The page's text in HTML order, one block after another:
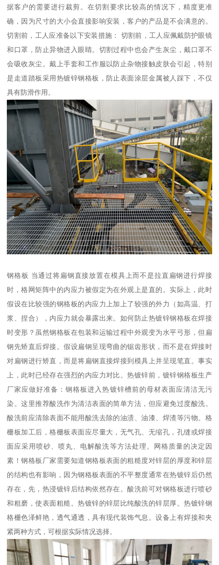
据客户的需要进行裁剪。在切割要求比较高的情况下，精度更准
确，因为尺寸的大小会直接影响安装，客户的产品是不会满意的。
切割前，工人应准备以下安装措施： 切割前，工人应佩戴防护眼镜
和口罩，防止异物进入眼睛。切割过程中也会产生灰尘，戴口罩不
会吸收灰尘。戴上手套和工作服以防止杂物接触皮肤会引起，特别
是走道踏板采用热镀锌钢格板，防止表面涂层金属被人踩下，不仅
具有防滑作用。
钢格板 当通过将扁钢直接放置在模具上而不是拉直扁钢进行焊接
时，格网矩阵中的内应力被假定为在外观上是直的。实际上，此时
假设在比较强的钢格板的内应力上加上了较强的外力（如高温、打
浆、捏合），内应力就会暴露出来。如何防止热镀锌钢格板在焊接
时变形？虽然钢格板在包装和运输过程中外观变为水平弓形，但扁
钢先矫直后焊接。假设扁钢呈现弯曲的锯齿形状，而不是在焊接时
对扁钢进行矫直，而是将扁钢直接焊接到模具上并呈现笔直。事实
上，此时已经存在强烈的内应力对比。热镀锌前，镀锌钢格板生产
厂家应做好准备：钢格板进入热镀锌槽前的母材表面应清洁无污
染。这里推荐酸洗作为清洁表面的简单方法，但应避免过度酸洗。
酸洗前应清除表面不能用酸洗去除的油渍、油漆、焊渣等污物。格
栅板加工后，格栅板表面应尽量大，无气孔、无缩孔，孔缝或焊接
面应采用喷砂、喷丸、电解酸洗等方法处理。网格质量的决定因
素！钢格板厂家需要知道钢格板表面的粗糙度对锌层的厚度和锌层
的结构也有影响，因为钢格板表面的不平整度通常在热镀锌后仍然
存在，先，热浸镀锌后结构依然存在。酸洗前可对钢格板进行喷砂
和粗磨，使表面粗糙。热镀锌的锌层比纯酸洗的锌层厚。热镀锌钢
格栅色泽鲜艳，透气通透，具有现代装饰气息。设备上有焊接和夹
紧两种方式，可根据实际情况选择。